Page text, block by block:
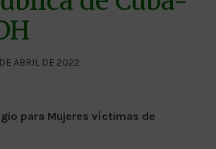
ABRIL DE 2022
para Mujeres víctimas de